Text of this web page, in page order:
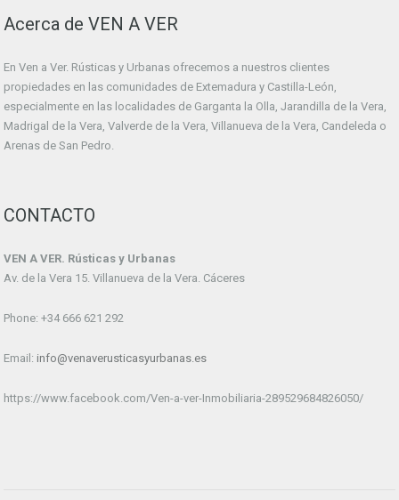
Acerca de VEN A VER
En Ven a Ver. Rústicas y Urbanas ofrecemos a nuestros clientes
propiedades en las comunidades de Extemadura y Castilla-León,
especialmente en las localidades de Garganta la Olla, Jarandilla de la Vera,
Madrigal de la Vera, Valverde de la Vera, Villanueva de la Vera, Candeleda o
Arenas de San Pedro.
CONTACTO
VEN A VER. Rústicas y Urbanas
Av. de la Vera 15. Villanueva de la Vera. Cáceres
Phone: +34 666 621 292
Email: info@venaverusticasyurbanas.es
https://www.facebook.com/Ven-a-ver-Inmobiliaria-289529684826050/